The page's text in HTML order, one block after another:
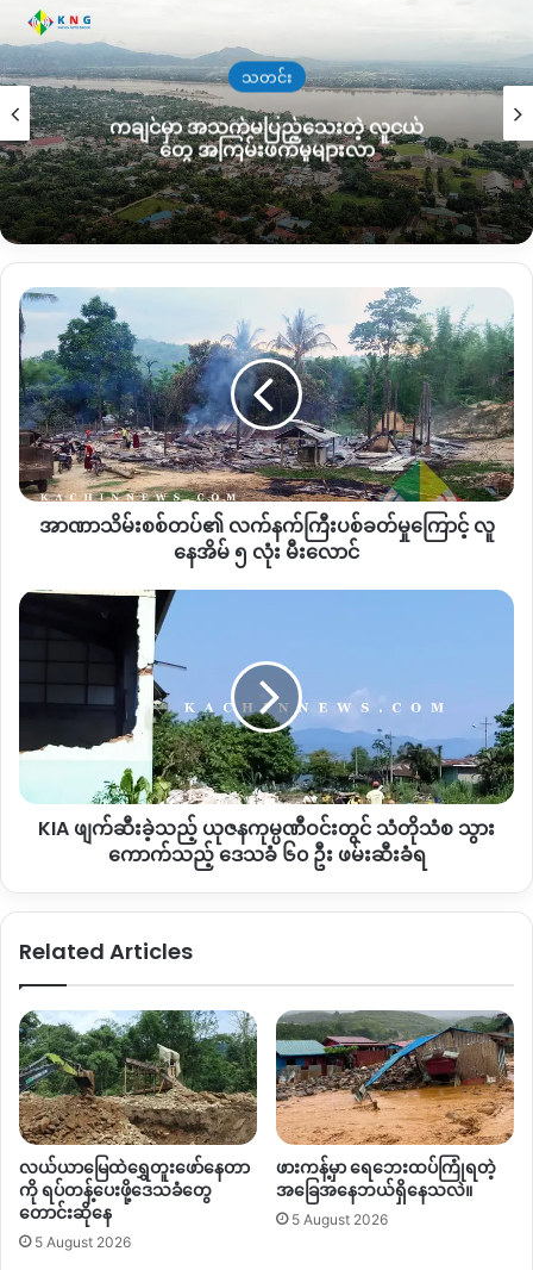
ဖြင့်လာရောက်တိုက်ခိုက်ခဲ့သည်ဟု သူက ဆက်ဆိုသည်။
မကျန်ခကျေးရွာ ရဲကင်းစခန်းအပြန်အလှန်တိုက်ပွဲဖြစ်ပွားရာတွင်
ပြည်သူ ၁ ဦး ထိခိုက်ဒဏ်ရာ ရရှိခဲ့သည်။
ပစ်ခတ်မှုတွင် ရဲတပ်ဖွဲ့ဘက်မှ ၃ဦး ထက်မနည်း ထိခိုက်ဒဏ်ရာရရှိခဲ့
ပြီး ၂ဦးက ပွဲချင်းပြီး သေဆုံးသွားကြောင်း ဒေခံများပြောဆိုချက်မှ
သိရသည်။
အကြမ်းဖက်စစ်တပ်ဘက်မှ ထိခိုက်မှုများပြားနိုင်ကြောင်း ဒေသခံ
များက ပြောဆိုနေကြသည်။
မကျန်ခ (Machyang Hka) ကျေးရွာနှင့် နမ့်စီဘွမ့်ကျောက်စိမ်းမှော်
မှာ အကွာအဝေး ၁မိုင်ခန့်သာရှိပြီး မကျန်ခကျေးရွာသည် နမ့်စီးဘွမ့်
မှော်၏ အောက်ဘက်တွင်ရှိနေကြောင်း သိရသည်။
သတင်း
ကချင်မှာ အသက်မပြည့်သေးတဲ့ လူငယ်
တွေ အကြမ်းဖက်မှုများလာ
အာဏာသိမ်း
စစ်တပ်၏
လက်နက်ကြီး
ပစ်ခတ်
မှု
ကြောင့်
လူ
နေအိမ်
၅
လုံးအာဏာသိမ်းစစ်တပ်၏ လက်နက်ကြီးပစ်ခတ်မှုကြောင့် လူ
နေအိမ် ၅ လုံး မီးလောင်
KIA
ယုဇန
ဝင်း
သံတိုသံစ
သွား
ဦး
KIA ဖျက်ဆီးခဲ့သည့် ယုဇနကုမ္ပဏီဝင်းတွင် သံတိုသံစ သွား
ကောက်သည့် ဒေသခံ ၆၀ ဦး ဖမ်းဆီးခံရ
Related Articles
လယ်ယာမြေထဲရွှေတူးဖော်နေတာ
ကို ရပ်တန့်ပေးဖို့ဒေသခံတွေ
တောင်းဆိုနေ
5 August 2026
ဖားကန့်မှာ ရေဘေးထပ်ကြုံရတဲ့
အခြေအနေဘယ်ရှိနေသလဲ။
5 August 2026